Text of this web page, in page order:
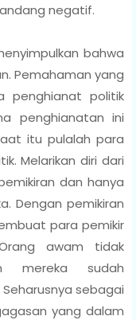
negatif.
bahwa
Pemahaman yang
penghianat politik
penghianatan ini
itu pulalah para
Melarikan diri dari
dan hanya
Dengan pemikiran
para pemikir
awam tidak
mereka sudah
sebagai
yang dalam